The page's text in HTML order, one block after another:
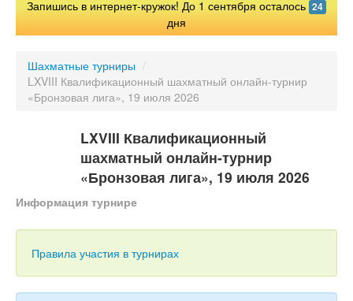
Олимпиады
Конкурсы
Вебинары
Тесты
Игры
Запишись в интернет-кружок! До 1 сентября осталось 24
дня
Шахматные турниры /
LXVIII Квалификационный шахматный онлайн-турнир
«Бронзовая лига», 19 июля 2026
LXVIII Квалификационный
шахматный онлайн-турнир
«Бронзовая лига», 19 июля 2026
Информация турнире
Правила участия в турнирах